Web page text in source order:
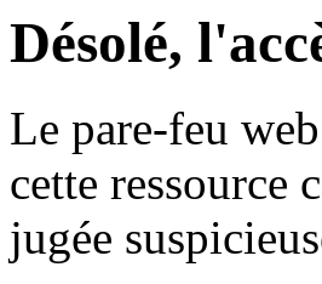
Désolé,
Le pare-feu
cette ressource
jugée